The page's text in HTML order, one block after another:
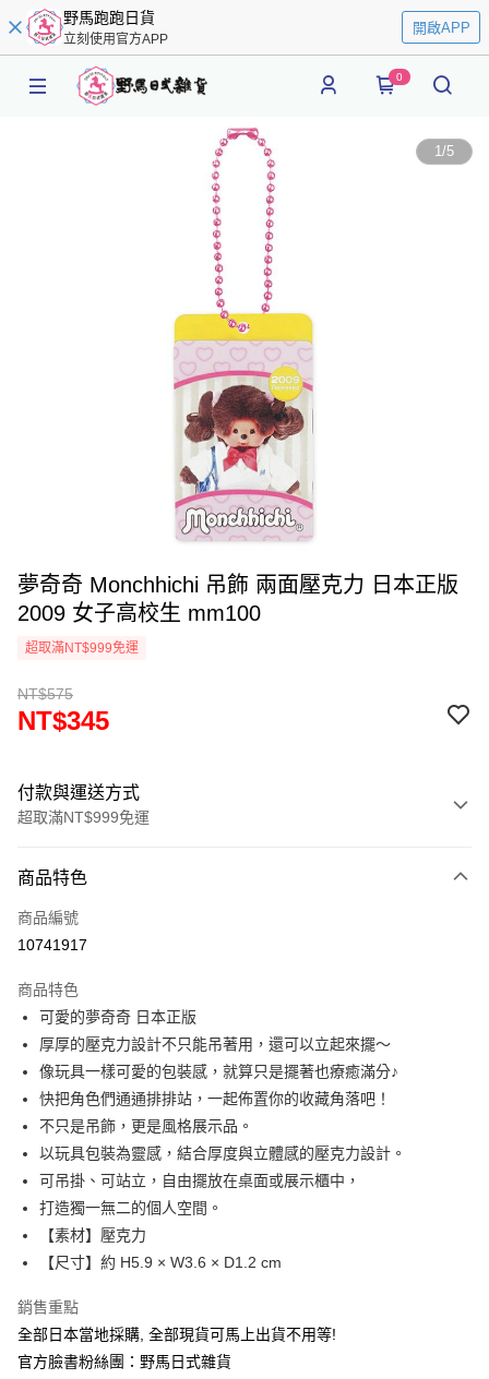
野馬跑跑日貨
立刻使用官方APP
開啟APP
0
1/5
夢奇奇 Monchhichi 吊飾 兩面壓克力 日本正版
2009 女子高校生 mm100
超取滿NT$999免運
NT$575
NT$345
付款與運送方式
超取滿NT$999免運
信用卡一次付款
信用卡分期付款
合作金庫商業銀行
華南商業銀行
上海商業儲蓄銀行
台北富邦商業銀行
國泰世華商業銀行
兆豐國際商業銀行
臺灣中小企業銀行
台中商業銀行
匯豐（台灣）商業銀行
聯邦商業銀行
元大商業銀行
永豐商業銀行
玉山商業銀行
星展（台灣）商業銀行
台新國際商業銀行
台灣樂天信用卡公司
超商取貨付款
LINE Pay
Apple Pay
街口支付
Google Pay
運送方式
全家取貨付款
每筆NT$65，滿NT$999(含以上)免運費
商品特色
商品編號
10741917
商品特色
可愛的夢奇奇 日本正版
厚厚的壓克力設計不只能吊著用，還可以立起來擺～
像玩具一樣可愛的包裝感，就算只是擺著也療癒滿分♪
快把角色們通通排排站，一起佈置你的收藏角落吧！
不只是吊飾，更是風格展示品。
以玩具包裝為靈感，結合厚度與立體感的壓克力設計。
可吊掛、可站立，自由擺放在桌面或展示櫃中，
打造獨一無二的個人空間。
【素材】壓克力
【尺寸】約 H5.9 × W3.6 × D1.2 cm
銷售重點
全部日本當地採購, 全部現貨可馬上出貨不用等!
官方臉書粉絲團：野馬日式雜貨